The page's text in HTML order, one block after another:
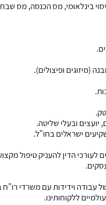
בינלאומי, מס הכנסה, מס
(מיזוגים ופיצולים).
יועצים ובעלי שליטה.
ישראלים בחו"ל.
הדין להעניק טיפול
וידידות עם משרדי רו"ח
ללקוחותינו.